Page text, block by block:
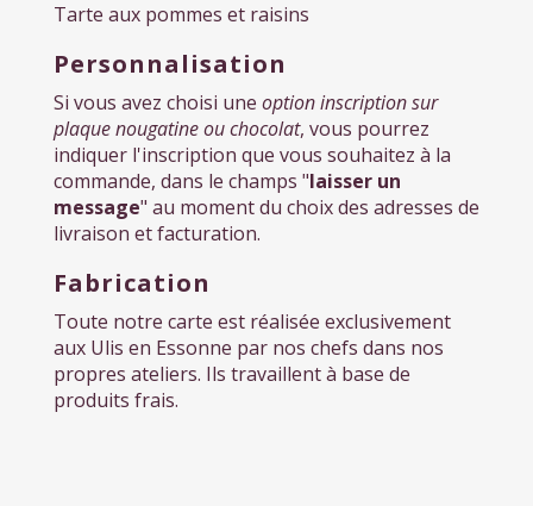
Tarte aux pommes et raisins
Personnalisation
Si vous avez choisi une option inscription sur
plaque nougatine ou chocolat, vous pourrez
indiquer l'inscription que vous souhaitez à la
commande, dans le champs "laisser un
message" au moment du choix des adresses de
livraison et facturation.
Fabrication
Toute notre carte est réalisée exclusivement
aux Ulis en Essonne par nos chefs dans nos
propres ateliers. Ils travaillent à base de
produits frais.